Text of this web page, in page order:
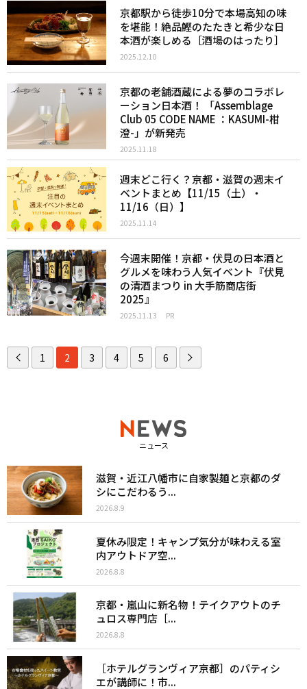
京都駅から徒歩10分で本場高知の味
を堪能！絶品鰹のたたきと希少な日
本酒が楽しめる［酒場のはったり］
2025.12.10
京都の老舗酒蔵による夢のコラボレ
ーション日本酒！ 「Assemblage
Club 05 CODE NAME ：KASUMI-柑
澄-」が新発売
2025.11.18
週末どこ行く？京都・滋賀の週末イ
ベントまとめ【11/15（土）・
11/16（日）】
2025.11.14
今週末開催！京都・伏見の日本酒と
グルメを味わう人気イベント『伏見
の清酒まつり in 大手筋商店街
2025』
2025.11.13 PR
1 2 3 4 5 6
ニュース
滋賀・近江八幡市に自家製麺と京都のダ
シにこだわるう...
2026.8.9
夏休み限定！キャンプ気分が味わえる室
内アウトドア空...
2026.8.8
京都・嵐山に新名物！テイクアウトのチ
ュロス専門店［...
2026.8.8
［ホテルグランヴィア京都］のパティシ
エが講師に！市...